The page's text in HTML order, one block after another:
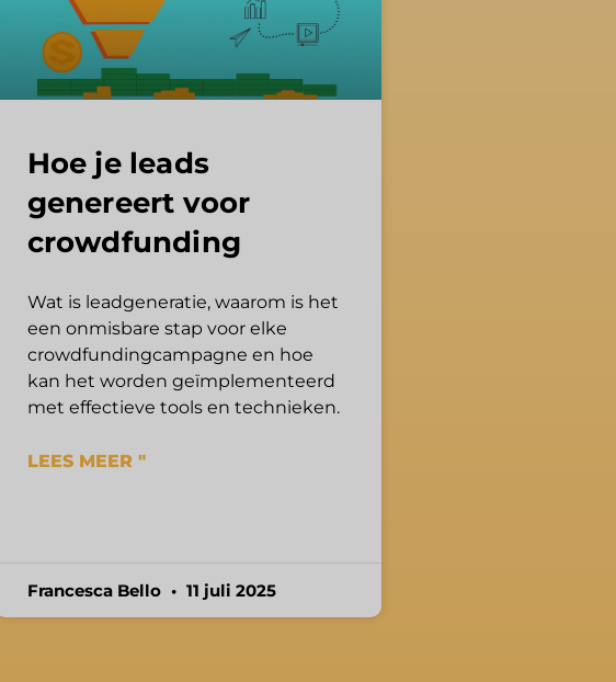
Hoe je leads
genereert voor
crowdfunding
Wat is leadgeneratie, waarom is het
een onmisbare stap voor elke
crowdfundingcampagne en hoe
kan het worden geïmplementeerd
met effectieve tools en technieken.
LEES MEER "
Francesca Bello 11 juli 2025